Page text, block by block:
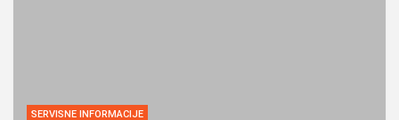
SERVISNE INFORMACIJE